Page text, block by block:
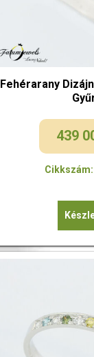
Fehérarany
439
Cikkszám: